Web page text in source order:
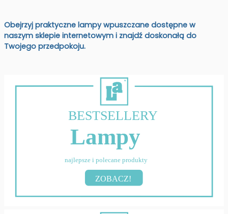
Obejrzyj praktyczne lampy wpuszczane dostępne w
naszym sklepie internetowym i znajdź doskonałą do
Twojego przedpokoju.
BESTSELLERY
Lampy
najlepsze i polecane produkty
ZOBACZ!